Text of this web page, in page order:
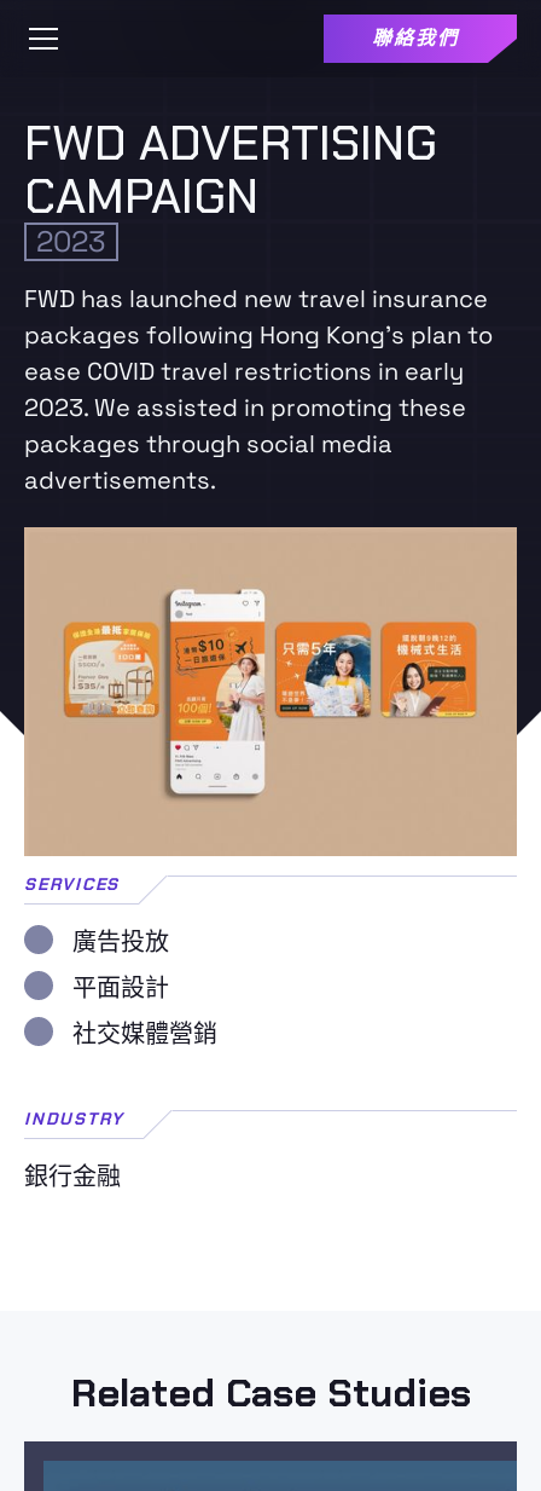
聯絡我們
FWD ADVERTISING
CAMPAIGN
2023
FWD has launched new travel insurance
packages following Hong Kong's plan to
ease COVID travel restrictions in early
2023. We assisted in promoting these
packages through social media
advertisements.
SERVICES
廣告投放
平面設計
社交媒體營銷
INDUSTRY
銀行金融
Related Case Studies